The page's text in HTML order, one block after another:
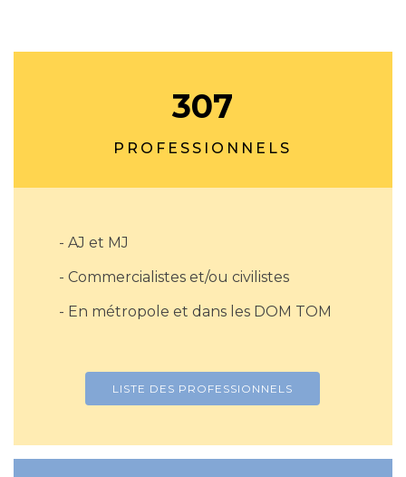
307
PROFESSIONNELS
- AJ et MJ
- Commercialistes et/ou civilistes
- En métropole et dans les DOM TOM
LISTE DES PROFESSIONNELS